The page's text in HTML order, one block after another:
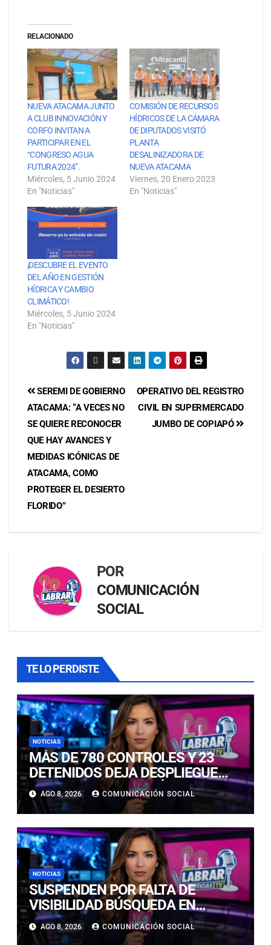
RELACIONADO
NUEVA ATACAMA JUNTO
A CLUB INNOVACIÓN Y
CORFO INVITAN A
PARTICIPAR EN EL
“CONGRESO AGUA
FUTURA 2024”.
Miércoles, 5 Junio 2024
En "Noticias"
COMISIÓN DE RECURSOS
HÍDRICOS DE LA CÁMARA
DE DIPUTADOS VISITÓ
PLANTA
DESALINIZADORA DE
NUEVA ATACAMA
Viernes, 20 Enero 2023
En "Noticias"
¡DESCUBRE EL EVENTO
DEL AÑO EN GESTIÓN
HÍDRICA Y CAMBIO
CLIMÁTICO!
Miércoles, 5 Junio 2024
En "Noticias"
OPERATIVO DEL REGISTRO
CIVIL EN SUPERMERCADO
JUMBO DE COPIAPÓ
SEREMI DE GOBIERNO
ATACAMA: “A VECES NO
SE QUIERE RECONOCER
QUE HAY AVANCES Y
MEDIDAS ICÓNICAS DE
ATACAMA, COMO
PROTEGER EL DESIERTO
FLORIDO”
POR
COMUNICACIÓN
SOCIAL
TE LO PERDISTE
NOTICIAS
MÁS DE 780 CONTROLES Y 23
DETENIDOS DEJA DESPLIEGUE
POLICIAL EN COPIAPÓ Y CALDERA
AGO 8, 2026 COMUNICACIÓN SOCIAL
NOTICIAS
SUSPENDEN POR FALTA DE
VISIBILIDAD BÚSQUEDA EN
CALDERILLA: OPERATIVO SE
RETOMARÁ ESTE DOMINGO
AGO 8, 2026 COMUNICACIÓN SOCIAL